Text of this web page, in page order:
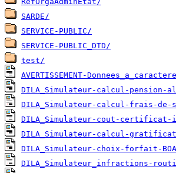
SARDE/
SERVICE-PUBLIC/
SERVICE-PUBLIC_DTD/
test/
AVERTISSEMENT-
DILA_Simulateur-calcul-pension-
DILA_Simulateur-calcul-frais-de-
DILA_Simulateur-cout-certificat-
DILA_Simulateur-calcul-
DILA_Simulateur-choix-forfait-
DILA_Simulateur_infractions-